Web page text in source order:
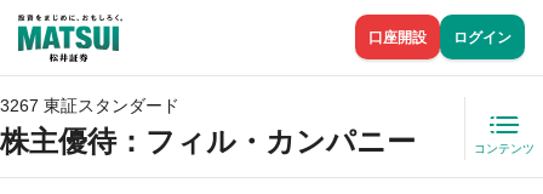
口座開設 ログイン
3267 東証スタンダード
株主優待：フィル・カンパニー コンテンツ